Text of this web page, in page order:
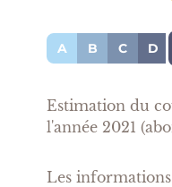
A B C D
Estimation du
l'année 2021
Les informations